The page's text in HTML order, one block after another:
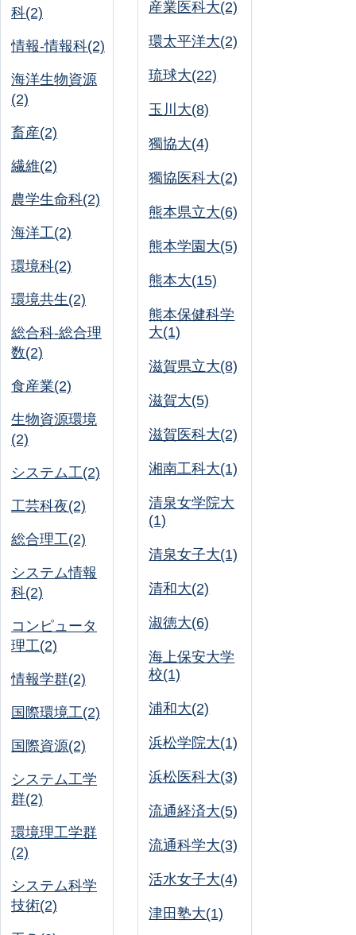
科(2)
情報-情報科(2)
海洋生物資源
(2)
畜産(2)
繊維(2)
農学生命科(2)
海洋工(2)
環境科(2)
環境共生(2)
総合科-総合理
数(2)
食産業(2)
生物資源環境
(2)
システム工(2)
工芸科夜(2)
総合理工(2)
システム情報
科(2)
コンピュータ
理工(2)
情報学群(2)
国際環境工(2)
国際資源(2)
システム工学
群(2)
環境理工学群
(2)
システム科学
技術(2)
産業医科大(2)
環太平洋大(2)
琉球大(22)
玉川大(8)
獨協大(4)
獨協医科大(2)
熊本県立大(6)
熊本学園大(5)
熊本大(15)
熊本保健科学
大(1)
滋賀県立大(8)
滋賀大(5)
滋賀医科大(2)
湘南工科大(1)
清泉女学院大
(1)
清泉女子大(1)
清和大(2)
淑徳大(6)
海上保安大学
校(1)
浦和大(2)
浜松学院大(1)
浜松医科大(3)
流通経済大(5)
流通科学大(3)
活水女子大(4)
津田塾大(1)